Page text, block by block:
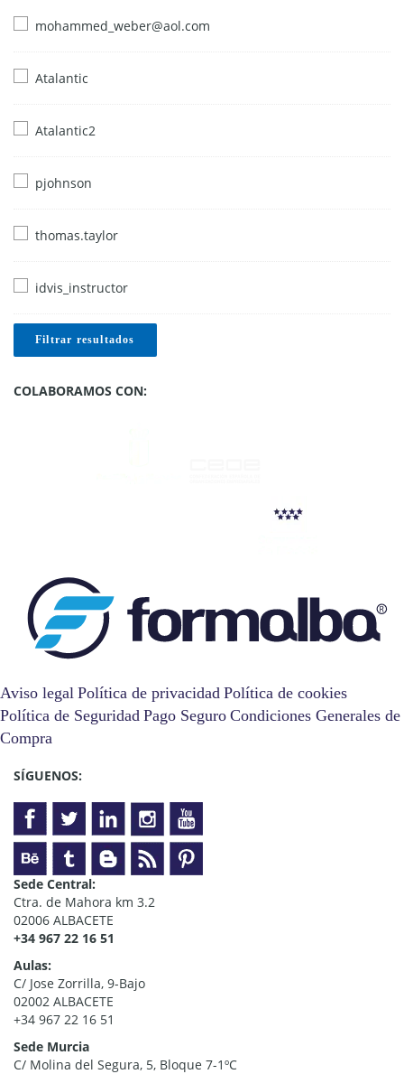
mohammed_weber@aol.com
Atalantic
Atalantic2
pjohnson
thomas.taylor
idvis_instructor
Filtrar resultados
COLABORAMOS CON:
Aviso legal Política de privacidad Política de cookies
Política de Seguridad Pago Seguro Condiciones Generales de
Compra
SÍGUENOS:
Sede Central:
Ctra. de Mahora km 3.2
02006 ALBACETE
+34 967 22 16 51
Aulas:
C/ Jose Zorrilla, 9-Bajo
02002 ALBACETE
+34 967 22 16 51
Sede Murcia
C/ Molina del Segura, 5, Bloque 7-1ºC